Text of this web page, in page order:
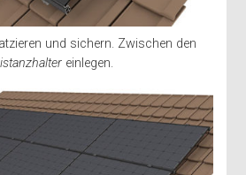
und sichern. Zwischen den
einlegen.